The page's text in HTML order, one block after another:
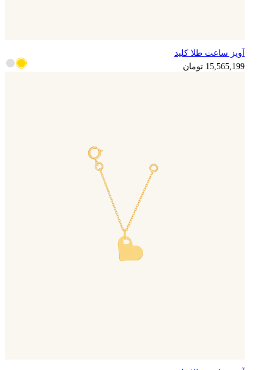
3,891,300 تومانآویز ساعت طلا کلید
15,565,199 تومان